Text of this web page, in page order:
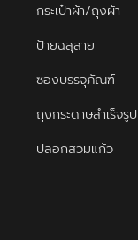
กระเป๋าผ้า/ถุงผ้า
ป้ายฉลุลาย
ซองบรรจุภัณฑ์
ถุงกระดาษสำเร็จรูป
ปลอกสวมแก้ว